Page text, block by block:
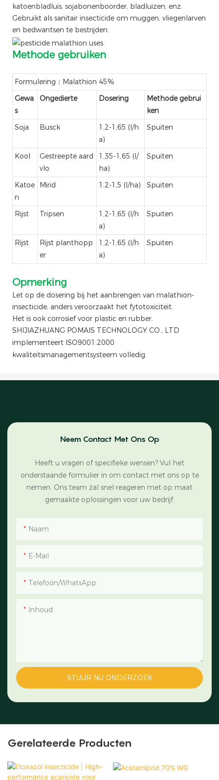
katoenbladluis, sojabonenboorder, bladluizen, enz.
Gebruikt als sanitair insecticide om muggen, vliegenlarven
en bedwantsen te bestrijden.
Methode gebruiken
Formulering：Malathion 45%
Gewa
s
Ongedierte Dosering
Methode gebrui
ken
Soja
Busck
1,2-1,65 (l/h
a)
Spuiten
Kool
Gestreepte aard
vlo
1,35-1,65 (l/
ha)
Spuiten
Katoe
n
Mirid 1,2-1,5 (l/ha) Spuiten
Rijst Tripsen
1,2-1,65 (l/h
a)
Spuiten
Rijst
Rijst planthopp
er
1,2-1,65 (l/h
a)
Spuiten
Opmerking
Let op de dosering bij het aanbrengen van malathion-
insecticide, anders veroorzaakt het fytotoxiciteit.
Het is ook corrosief voor plastic en rubber.
SHIJIAZHUANG POMAIS TECHNOLOGY CO., LTD
implementeert ISO9001:2000
kwaliteitsmanagementsysteem volledig.
Neem Contact Met Ons Op
Heeft u vragen of specifieke wensen? Vul het
onderstaande formulier in om contact met ons op te
nemen. Ons team zal snel reageren met op maat
gemaakte oplossingen voor uw bedrijf.
Naam
E-Mail
Telefoon/WhatsApp
Inhoud
STUUR NU ONDERZOEK
Gerelateerde Producten